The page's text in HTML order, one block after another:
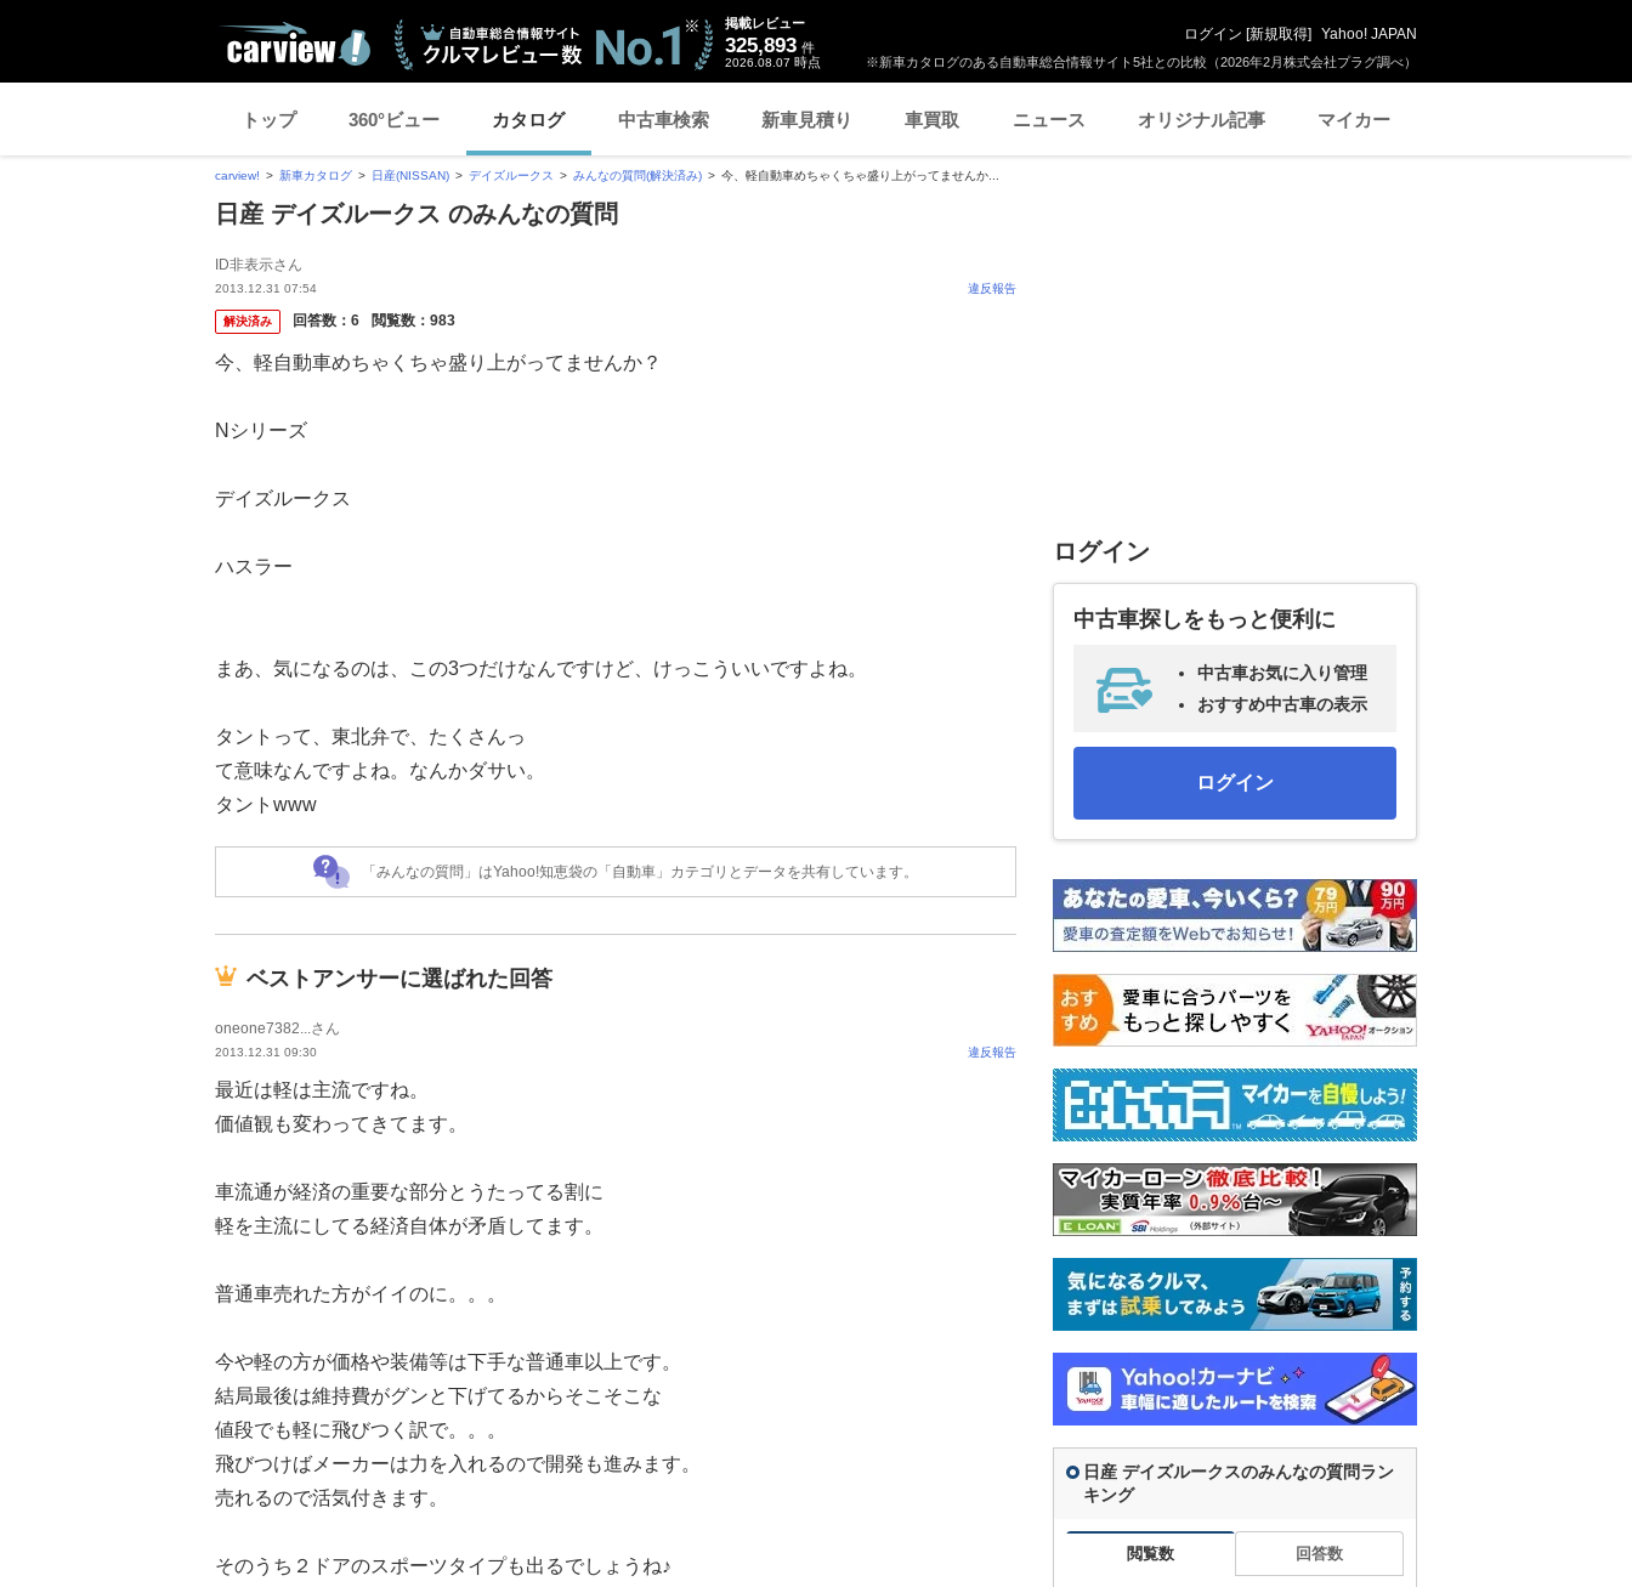
※新車カタログのある自動車総合情報サイト5社との比較（2026年2月株式会社プラグ調べ）
掲載レビュー
325,893 件
2026.08.07 時点
ログイン [新規取得] Yahoo! JAPAN
トップ 360°ビュー カタログ 中古車検索 新車見積り 車買取 ニュース オリジナル記事 マイカー
carview! 新車カタログ 日産(NISSAN) デイズルークス みんなの質問(解決済み) 今、軽自動車めちゃくちゃ盛り上がってませんか...
日産 デイズルークス のみんなの質問
ID非表示さん
2013.12.31 07:54 違反報告
解決済み 回答数： 6 閲覧数： 983
今、軽自動車めちゃくちゃ盛り上がってませんか？
Nシリーズ
デイズルークス
ハスラー
まあ、気になるのは、この3つだけなんですけど、けっこういいですよね。
タントって、東北弁で、たくさんっ
て意味なんですよね。なんかダサい。
タントwww
「みんなの質問」はYahoo!知恵袋の「自動車」カテゴリとデータを共有しています。
ベストアンサーに選ばれた回答
oneone7382...さん
2013.12.31 09:30 違反報告
最近は軽は主流ですね。
価値観も変わってきてます。
車流通が経済の重要な部分とうたってる割に
軽を主流にしてる経済自体が矛盾してます。
普通車売れた方がイイのに。。。
今や軽の方が価格や装備等は下手な普通車以上です。
結局最後は維持費がグンと下げてるからそこそこな
値段でも軽に飛びつく訳で。。。
飛びつけばメーカーは力を入れるので開発も進みます。
売れるので活気付きます。
そのうち２ドアのスポーツタイプも出るでしょうね♪
ログイン
中古車探しをもっと便利に
中古車お気に入り管理
おすすめ中古車の表示
ログイン
日産 デイズルークスのみんなの質問ラン
キング
閲覧数 回答数